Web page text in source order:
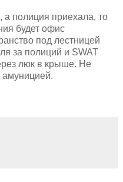
полиция приехала, то
будет офис
под лестницей
за полиций и SWAT
люк в крыше. Не
амуницией.